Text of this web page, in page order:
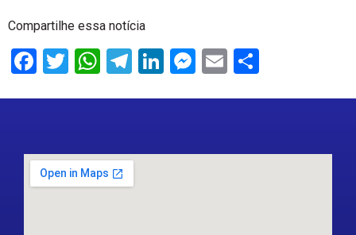
Compartilhe essa notícia
Facebook
Twitter
WhatsApp
Telegram
LinkedIn
Messenger
Email